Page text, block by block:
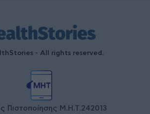
- All rights reserved.
Πιστοποίησης Μ.Η.Τ.242013